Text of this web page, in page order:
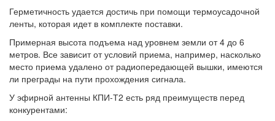
Герметичность удается достичь при помощи термоусадочной
ленты, которая идет в комплекте поставки.
Примерная высота подъема над уровнем земли от 4 до 6
метров. Все зависит от условий приема, например, насколько
место приема удалено от радиопередающей вышки, имеются
ли преграды на пути прохождения сигнала.
У эфирной антенны КПИ-Т2 есть ряд преимуществ перед
конкурентами: